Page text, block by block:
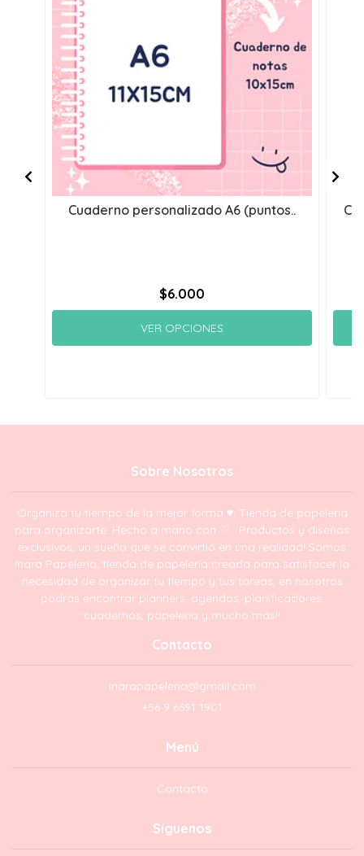
Cuaderno personalizado A6 (puntos..
$6.000
VER OPCIONES
Sobre Nosotros
Organiza tu tiempo de la mejor forma ♥. Tienda de papelería
para organizarte. Hecho a mano con ♡ . Productos y diseños
exclusivos, un sueño que se convirtió en una realidad! Somos
Inara Papelería, tienda de papelería creada para satisfacer la
necesidad de organizar tu tiempo y tus tareas, en nosotros
podrás encontrar planners, agendas, planificadores,
cuadernos, papelería y mucho más!!
Contacto
inarapapeleria@gmail.com
+56 9 6691 1901
Menú
Contacto
Síguenos